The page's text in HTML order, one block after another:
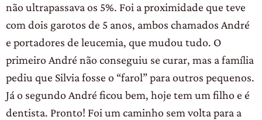
não ultrapassava os 5%. Foi a proximidade que teve
com dois garotos de 5 anos, ambos chamados André
e portadores de leucemia, que mudou tudo. O
primeiro André não conseguiu se curar, mas a família
pediu que Silvia fosse o “farol” para outros pequenos.
Já o segundo André ficou bem, hoje tem um filho e é
dentista. Pronto! Foi um caminho sem volta para a